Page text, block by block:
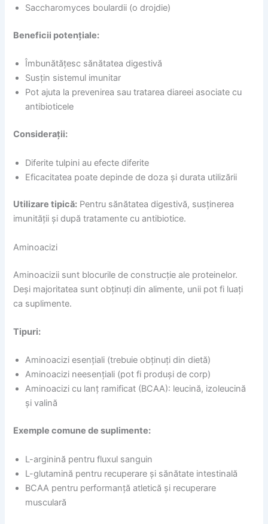
Saccharomyces boulardii (o drojdie)
Beneficii potențiale:
Îmbunătățesc sănătatea digestivă
Susțin sistemul imunitar
Pot ajuta la prevenirea sau tratarea diareei asociate cu
antibioticele
Considerații:
Diferite tulpini au efecte diferite
Eficacitatea poate depinde de doza și durata utilizării
Utilizare tipică: Pentru sănătatea digestivă, susținerea
imunității și după tratamente cu antibiotice.
Aminoacizi
Aminoacizii sunt blocurile de construcție ale proteinelor.
Deși majoritatea sunt obținuți din alimente, unii pot fi luați
ca suplimente.
Tipuri:
Aminoacizi esențiali (trebuie obținuți din dietă)
Aminoacizi neesențiali (pot fi produși de corp)
Aminoacizi cu lanț ramificat (BCAA): leucină, izoleucină
și valină
Exemple comune de suplimente:
L-arginină pentru fluxul sanguin
L-glutamină pentru recuperare și sănătate intestinală
BCAA pentru performanță atletică și recuperare
musculară